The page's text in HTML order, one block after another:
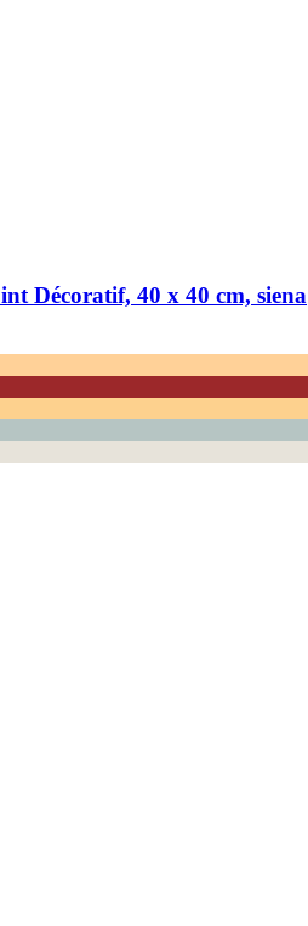
Décoratif, 40 x 40 cm, siena